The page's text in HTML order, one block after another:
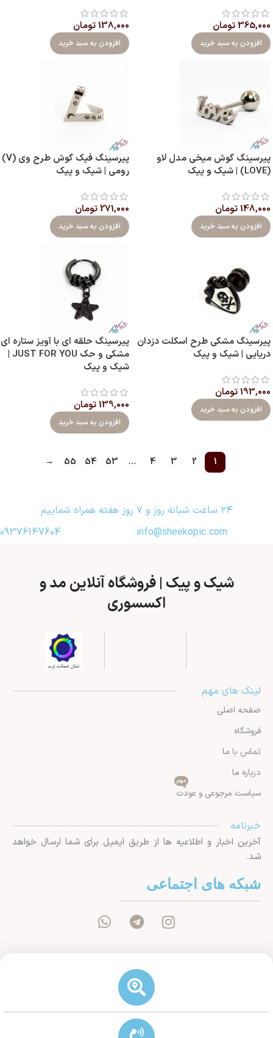
365,000تومان
افزودن به سبد خرید
138,000تومان
افزودن به سبد خرید
پیرسینگ گوش میخی مدل لاو
(LOVE) | شیک و پیک
148,000تومان
افزودن به سبد خرید
پیرسینگ فیک گوش طرح وی (V)
رومی | شیک و پیک
271,000تومان
افزودن به سبد خرید
پیرسینگ مشکی طرح اسکلت دزدان
دریایی | شیک و پیک
193,000تومان
افزودن به سبد خرید
پیرسینگ حلقه ای با آویز ستاره ای
مشکی و حک JUST FOR YOU |
شیک و پیک
139,000تومان
افزودن به سبد خرید
1
2
3
4
…
53
54
55
→
۲۴ ساعت شبانه روز و ۷ روز هفته همراه شماییم
info@sheekopic.com
09376147604
شیک و پیک | فروشگاه آنلاین مد و
اکسسوری
لینک های مهم
صفحه اصلی
فروشگاه
تماس با ما
درباره ما
سیاست مرجوعی و عودت
مهم
خبرنامه
آخرین اخبار و اطلاعیه ها از طریق ایمیل برای شما ارسال خواهد
شد.
شبکه های اجتماعی